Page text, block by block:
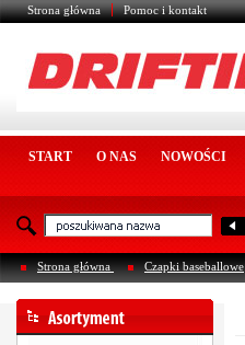
Strona główna Pomoc i kontakt
START O NAS NOWOŚCI
Strona główna Czapki baseballowe